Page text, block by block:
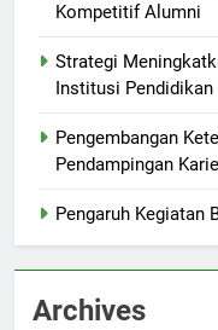
Kompetitif Alumni
Strategi
Institusi Pendidikan
Pengembangan
Pendampingan
Pengaruh Kegiatan
Archives